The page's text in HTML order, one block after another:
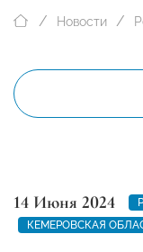
Новости
14 Июня 2024
КЕМЕРОВСКАЯ